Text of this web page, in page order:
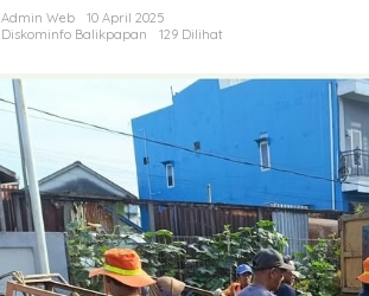
Admin Web
10 April 2025
Diskominfo Balikpapan
129 Dilihat